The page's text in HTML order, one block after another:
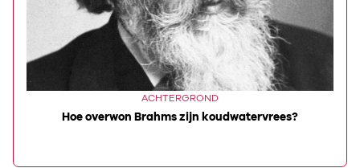
ACHTERGROND
Hoe overwon Brahms zijn koudwatervrees?